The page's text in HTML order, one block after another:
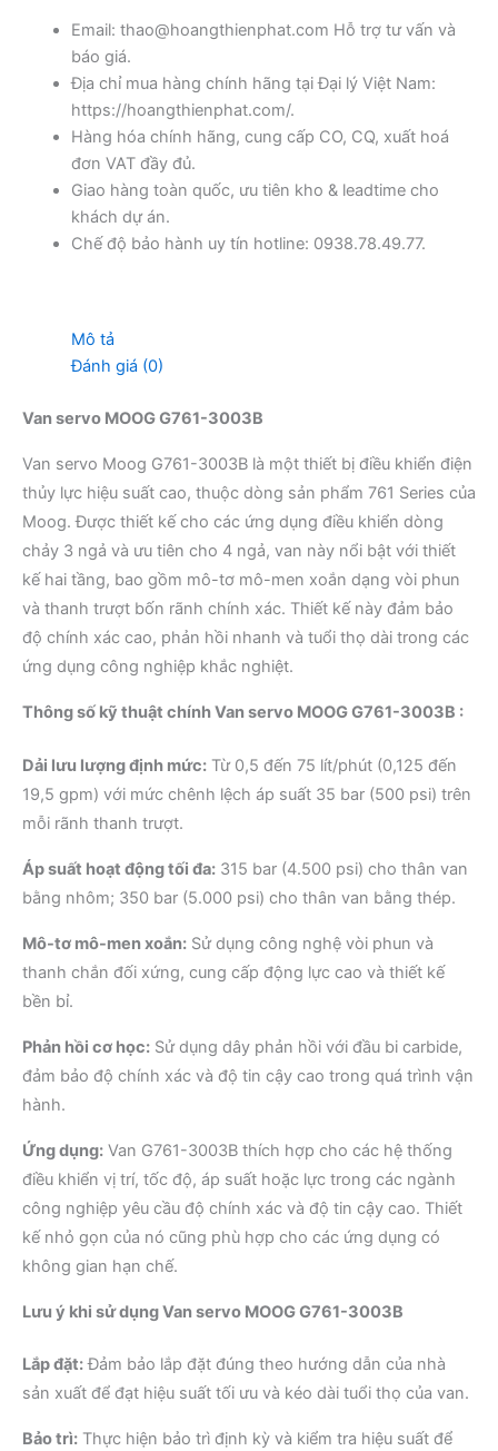
Email: thao@hoangthienphat.com Hỗ trợ tư vấn và
báo giá.
Địa chỉ mua hàng chính hãng tại Đại lý Việt Nam:
https://hoangthienphat.com/.
Hàng hóa chính hãng, cung cấp CO, CQ, xuất hoá
đơn VAT đầy đủ.
Giao hàng toàn quốc, ưu tiên kho & leadtime cho
khách dự án.
Chế độ bảo hành uy tín hotline: 0938.78.49.77.
Mô tả
Đánh giá (0)
Van servo MOOG G761-3003B
Van servo Moog G761-3003B là một thiết bị điều khiển điện
thủy lực hiệu suất cao, thuộc dòng sản phẩm 761 Series của
Moog. Được thiết kế cho các ứng dụng điều khiển dòng
chảy 3 ngả và ưu tiên cho 4 ngả, van này nổi bật với thiết
kế hai tầng, bao gồm mô-tơ mô-men xoắn dạng vòi phun
và thanh trượt bốn rãnh chính xác. Thiết kế này đảm bảo
độ chính xác cao, phản hồi nhanh và tuổi thọ dài trong các
ứng dụng công nghiệp khắc nghiệt.
Thông số kỹ thuật chính Van servo MOOG G761-3003B :
Dải lưu lượng định mức: Từ 0,5 đến 75 lít/phút (0,125 đến
19,5 gpm) với mức chênh lệch áp suất 35 bar (500 psi) trên
mỗi rãnh thanh trượt.
Áp suất hoạt động tối đa: 315 bar (4.500 psi) cho thân van
bằng nhôm; 350 bar (5.000 psi) cho thân van bằng thép.
Mô-tơ mô-men xoắn: Sử dụng công nghệ vòi phun và
thanh chắn đối xứng, cung cấp động lực cao và thiết kế
bền bỉ.
Phản hồi cơ học: Sử dụng dây phản hồi với đầu bi carbide,
đảm bảo độ chính xác và độ tin cậy cao trong quá trình vận
hành.
Ứng dụng: Van G761-3003B thích hợp cho các hệ thống
điều khiển vị trí, tốc độ, áp suất hoặc lực trong các ngành
công nghiệp yêu cầu độ chính xác và độ tin cậy cao. Thiết
kế nhỏ gọn của nó cũng phù hợp cho các ứng dụng có
không gian hạn chế.
Lưu ý khi sử dụngVan servo MOOG G761-3003B
Lắp đặt:Đảm bảo lắp đặt đúng theo hướng dẫn của nhà
sản xuất để đạt hiệu suất tối ưu và kéo dài tuổi thọ của van.
Bảo trì: Thực hiện bảo trì định kỳ và kiểm tra hiệu suất để